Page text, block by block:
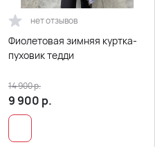
нет отзывов
Фиолетовая зимняя куртка-
пуховик тедди
9 900 р.
14 900р.